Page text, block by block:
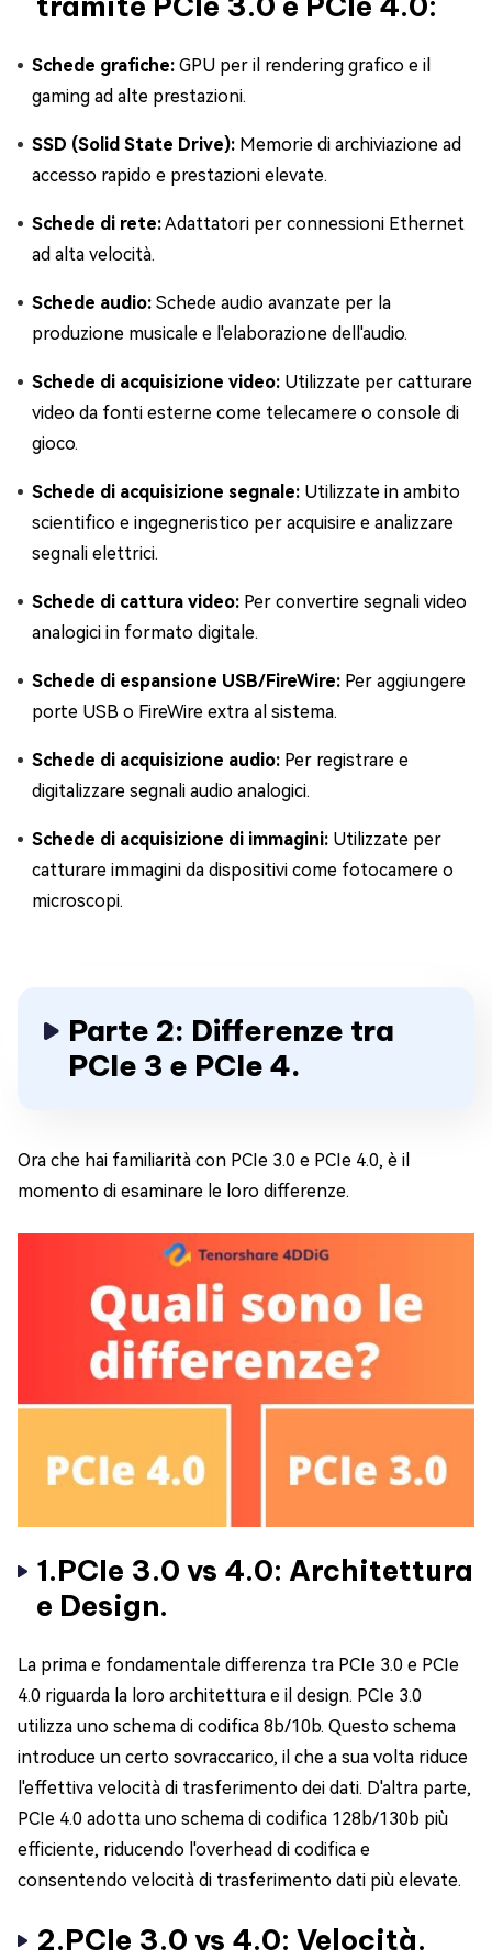
Schede grafiche: GPU per il rendering grafico e il
gaming ad alte prestazioni.
SSD (Solid State Drive): Memorie di archiviazione ad
accesso rapido e prestazioni elevate.
Schede di rete:Adattatori per connessioni Ethernet
ad alta velocità.
Schede audio: Schede audio avanzate per la
produzione musicale e l'elaborazione dell'audio.
Schede di acquisizione video: Utilizzate per catturare
video da fonti esterne come telecamere o console di
gioco.
Schede di acquisizione segnale: Utilizzate in ambito
scientifico e ingegneristico per acquisire e analizzare
segnali elettrici.
Schede di cattura video: Per convertire segnali video
analogici in formato digitale.
Schede di espansione USB/FireWire: Per aggiungere
porte USB o FireWire extra al sistema.
Schede di acquisizione audio: Per registrare e
digitalizzare segnali audio analogici.
Schede di acquisizione di immagini: Utilizzate per
catturare immagini da dispositivi come fotocamere o
microscopi.
Parte 2: Differenze tra
PCIe 3 e PCIe 4.
Ora che hai familiarità con PCIe 3.0 e PCIe 4.0, è il
momento di esaminare le loro differenze.
1.PCIe 3.0 vs 4.0: Architettura
e Design.
La prima e fondamentale differenza tra PCIe 3.0 e PCIe
4.0 riguarda la loro architettura e il design. PCIe 3.0
utilizza uno schema di codifica 8b/10b. Questo schema
introduce un certo sovraccarico, il che a sua volta riduce
l'effettiva velocità di trasferimento dei dati. D'altra parte,
PCIe 4.0 adotta uno schema di codifica 128b/130b più
efficiente, riducendo l'overhead di codifica e
consentendo velocità di trasferimento dati più elevate.
2.PCIe 3.0 vs 4.0: Velocità.